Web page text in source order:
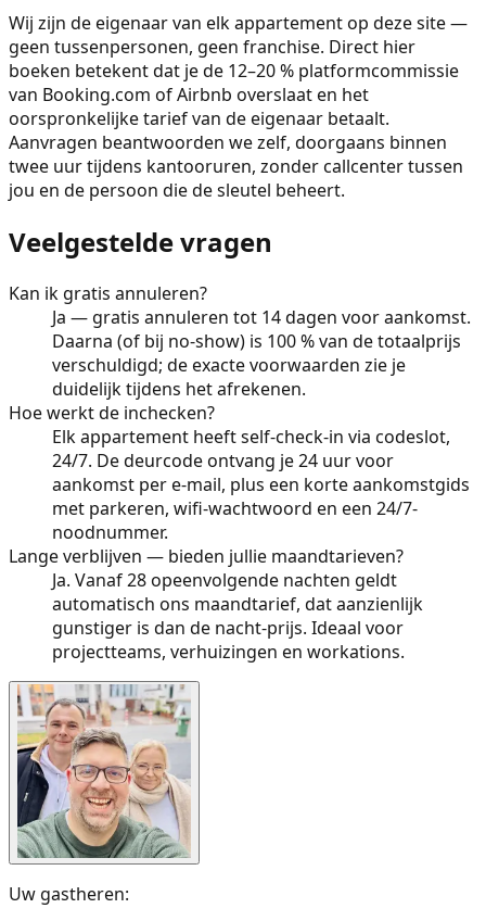
Wij zijn de eigenaar van elk appartement op deze site —
geen tussenpersonen, geen franchise. Direct hier
boeken betekent dat je de 12–20 % platformcommissie
van Booking.com of Airbnb overslaat en het
oorspronkelijke tarief van de eigenaar betaalt.
Aanvragen beantwoorden we zelf, doorgaans binnen
twee uur tijdens kantooruren, zonder callcenter tussen
jou en de persoon die de sleutel beheert.
Veelgestelde vragen
Kan ik gratis annuleren?
Ja — gratis annuleren tot 14 dagen voor aankomst.
Daarna (of bij no-show) is 100 % van de totaalprijs
verschuldigd; de exacte voorwaarden zie je
duidelijk tijdens het afrekenen.
Hoe werkt de inchecken?
Elk appartement heeft self-check-in via codeslot,
24/7. De deurcode ontvang je 24 uur voor
aankomst per e-mail, plus een korte aankomstgids
met parkeren, wifi-wachtwoord en een 24/7-
noodnummer.
Lange verblijven — bieden jullie maandtarieven?
Ja. Vanaf 28 opeenvolgende nachten geldt
automatisch ons maandtarief, dat aanzienlijk
gunstiger is dan de nacht-prijs. Ideaal voor
projectteams, verhuizingen en workations.
Uw gastheren: